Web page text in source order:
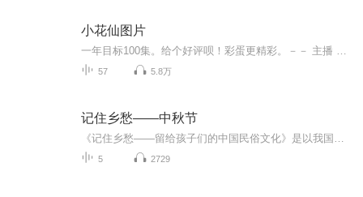
小花仙图片
57 5.8万
记住乡愁——中秋节
5 2729